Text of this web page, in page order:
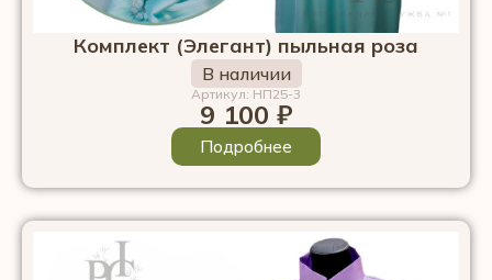
Комплект (Элегант) пыльная роза
В наличии
Артикул: НП25-3
9 100 ₽
Подробнее